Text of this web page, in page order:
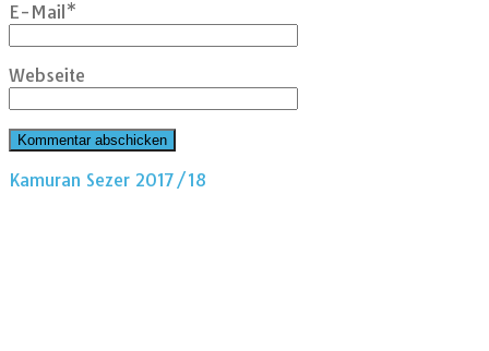
E-Mail *
Webseite
Kamuran Sezer 2017/18